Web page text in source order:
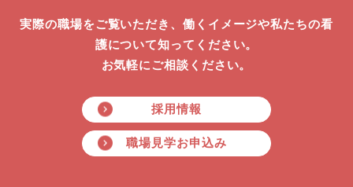
実際の職場をご覧いただき、働くイメージや私たちの看
護について知ってください。
お気軽にご相談ください。
採用情報
職場見学お申込み